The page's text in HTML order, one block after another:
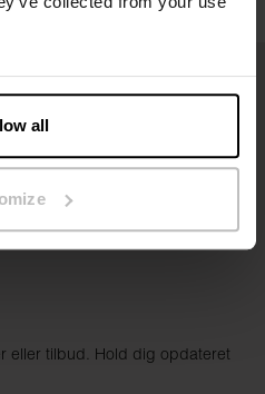
all
eller tilbud. Hold dig opdateret